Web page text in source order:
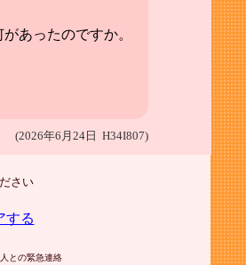
あったのですか。
(2026年6月24日 H34I807)
さい
する
との緊急連絡